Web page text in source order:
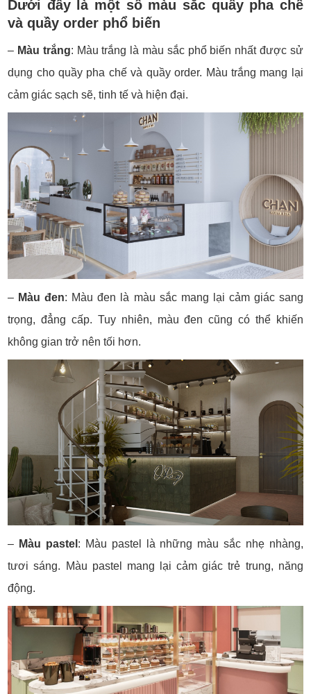
Dưới đây là một số màu sắc quầy pha chế
và quầy order phổ biến
– Màu trắng: Màu trắng là màu sắc phổ biến nhất được sử
dụng cho quầy pha chế và quầy order. Màu trắng mang lại
cảm giác sạch sẽ, tinh tế và hiện đại.
– Màu đen: Màu đen là màu sắc mang lại cảm giác sang
trọng, đẳng cấp. Tuy nhiên, màu đen cũng có thể khiến
không gian trở nên tối hơn.
– Màu pastel : Màu pastel là những màu sắc nhẹ nhàng,
tươi sáng. Màu pastel mang lại cảm giác trẻ trung, năng
động.